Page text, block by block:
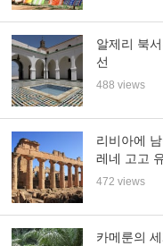
알제리 북
선
488 views
리비아에
레네 고고
472 views
카메룬의